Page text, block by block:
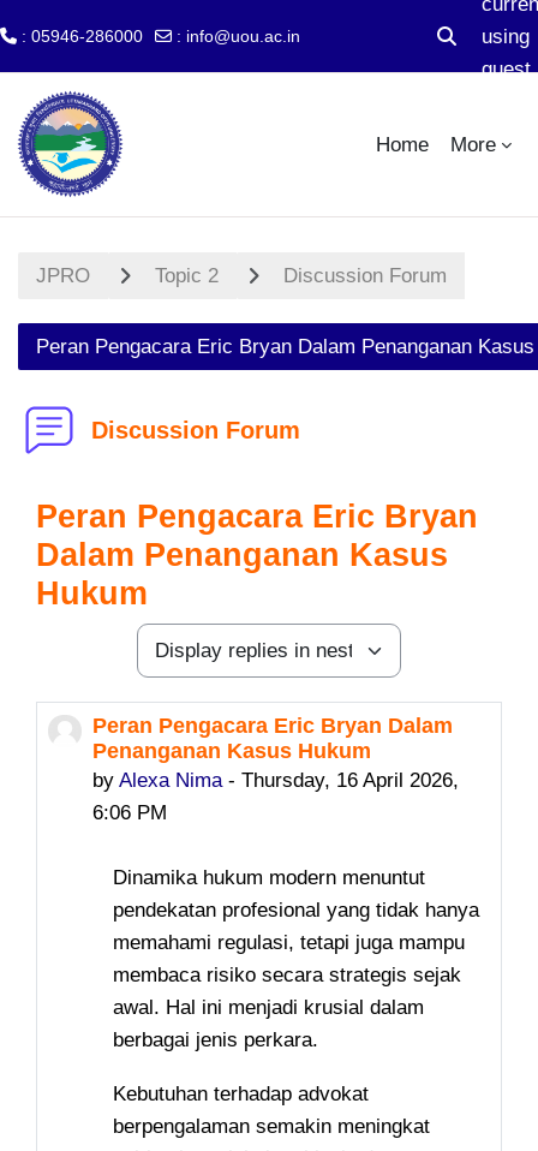
Skip to main content
: 05946-286000 : info@uou.ac.in
Toggle
using
guest
Home
More
JPRO Topic 2 Discussion Forum
Peran Pengacara Eric Bryan Dalam Penanganan
Discussion Forum
Peran Pengacara Eric Bryan
Dalam Penanganan Kasus
Hukum
Display mode
Peran Pengacara Eric Bryan Dalam
Penanganan Kasus Hukum
by Alexa Nima- Thursday, 16 April 2026,
6:06 PM
Number of replies: 0
Dinamika hukum modern menuntut
pendekatan profesional yang tidak hanya
memahami regulasi, tetapi juga mampu
membaca risiko secara strategis sejak
awal. Hal ini menjadi krusial dalam
berbagai jenis perkara.
Kebutuhan terhadap advokat
berpengalaman semakin meningkat